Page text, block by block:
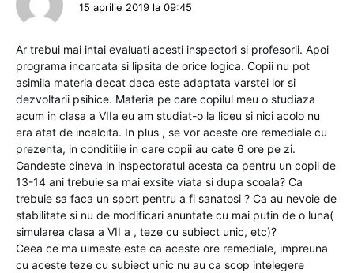
15 aprilie 2019 la 09:45
Ar trebui mai intai evaluati acesti inspectori si profesorii. Apoi
programa incarcata si lipsita de orice logica. Copii nu pot
asimila materia decat daca este adaptata varstei lor si
dezvoltarii psihice. Materia pe care copilul meu o studiaza
acum in clasa a VIIa eu am studiat-o la liceu si nici acolo nu
era atat de incalcita. In plus , se vor aceste ore remediale cu
prezenta, in conditiile in care copii au cate 6 ore pe zi.
Gandeste cineva in inspectoratul acesta ca pentru un copil de
13-14 ani trebuie sa mai exsite viata si dupa scoala? Ca
trebuie sa faca un sport pentru a fi sanatosi ? Ca au nevoie de
stabilitate si nu de modificari anuntate cu mai putin de o luna(
simularea clasa a VII a , teze cu subiect unic, etc)?
Ceea ce ma uimeste este ca aceste ore remediale, impreuna
cu aceste teze cu subiect unic nu au ca scop intelegere